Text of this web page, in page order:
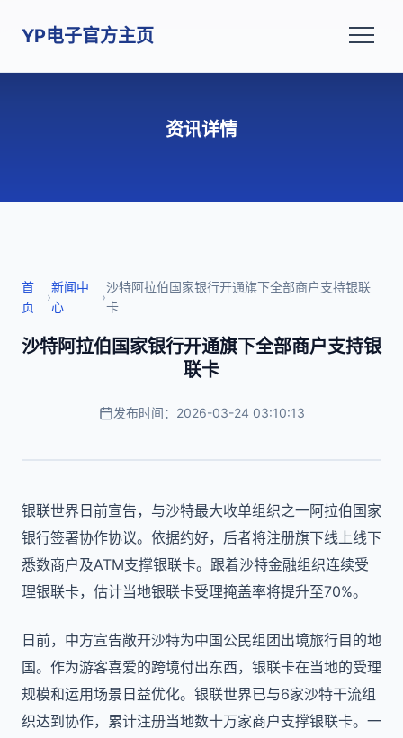
YP电子官方主页
资讯详情
首
页
›
新闻中
心
›
沙特阿拉伯国家银行开通旗下全部商户支持银联
卡
沙特阿拉伯国家银行开通旗下全部商户支持银
联卡
发布时间：2026-03-24 03:10:13
银联世界日前宣告，与沙特最大收单组织之一阿拉伯国家
银行签署协作协议。依据约好，后者将注册旗下线上线下
悉数商户及ATM支撑银联卡。跟着沙特金融组织连续受
理银联卡，估计当地银联卡受理掩盖率将提升至70%。
日前，中方宣告敞开沙特为中国公民组团出境旅行目的地
国。作为游客喜爱的跨境付出东西，银联卡在当地的受理
规模和运用场景日益优化。银联世界已与6家沙特干流组
织达到协作，累计注册当地数十万家商户支撑银联卡。一